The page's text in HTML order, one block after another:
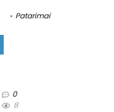
Patarimai
0
8